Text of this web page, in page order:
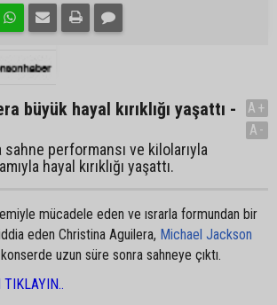
büyük hayal kırıklığı yaşattı -
performansı ve kilolarıyla
hayal kırıklığı yaşattı.
A+
A-
mücadele eden ve ısrarla formundan bir
eden Christina Aguilera, Michael Jackson
uzun süre sonra sahneye çıktı.
TIKLAYIN..